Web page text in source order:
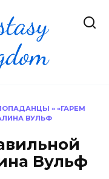
» «ГАРЕМ
ВУЛЬФ
Вульф